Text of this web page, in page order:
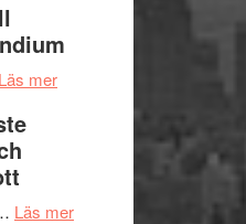
West
presenterar
årets
Läs merom
Filmstadens
Läs merom